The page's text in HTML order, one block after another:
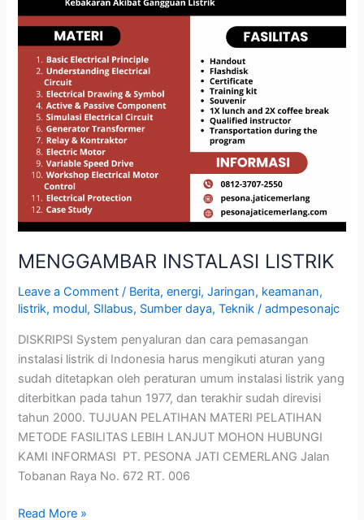
MENGGAMBAR INSTALASI LISTRIK
Leave a Comment / Berita,energi,Jaringan, keamanan,
listrik, modul, SIlabus, Sumber daya,Teknik /admpesonajc
DISKRIPSI System penyaluran dan cara pemasangan
instalasi listrik di Indonesia harus mengikuti aturan yang
sudah ditetapkan oleh peraturan umum instalasi listrik yang
diterbitkan pada tahun 1977, dan terakhir sudah direvisi
tahun 2000. TUJUAN PELATIHAN MATERI PELATIHAN
METODE FASILITAS LEBIH LANJUT MOHON HUBUNGI
KAMI INFORMASI PT. PESONA JATI CEMERLANG Jalan
Tobanan Raya No. 672 RT. 006
Read More »